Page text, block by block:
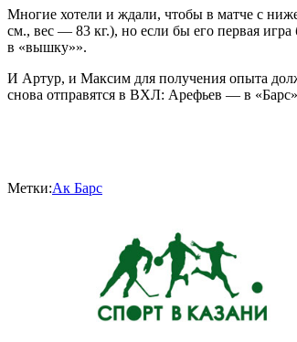
Многие хотели и ждали, чтобы в матче с
см., вес — 83 кг.), но если бы его первая
в «вышку»».
И Артур, и Максим для получения опыта
снова отправятся в ВХЛ: Арефьев — в
Метки:Ак Барс